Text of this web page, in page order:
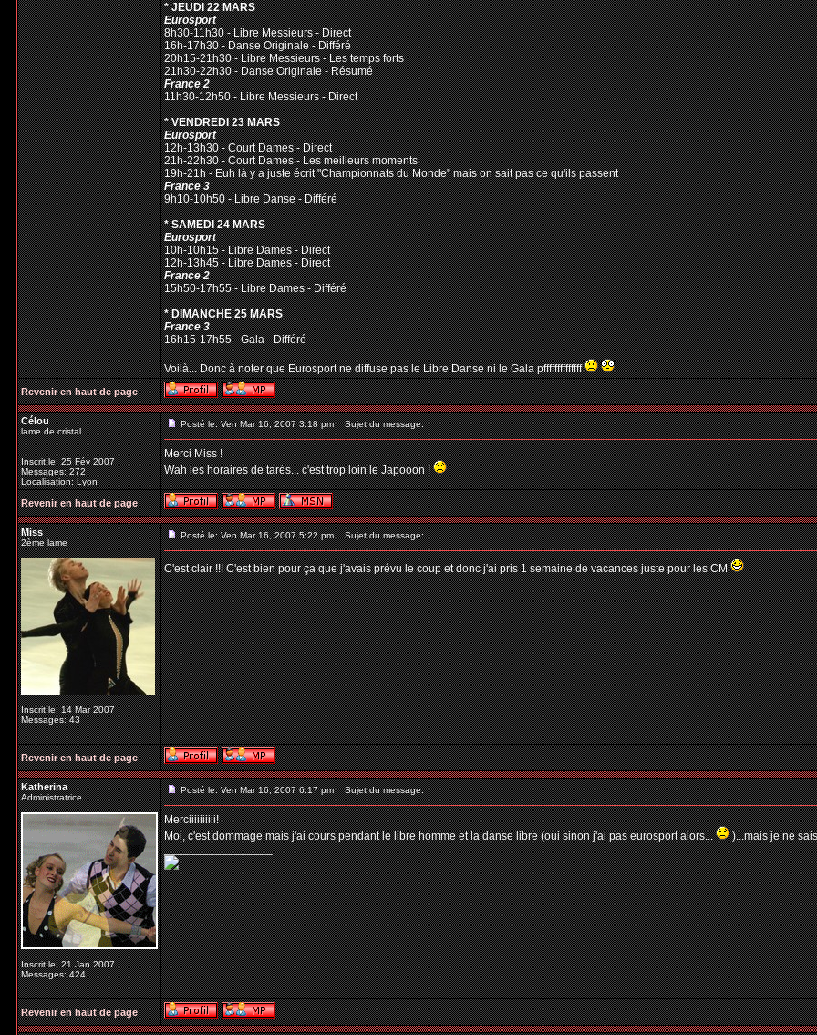
* JEUDI 22 MARS
Eurosport
8h30-11h30 - Libre Messieurs - Direct
16h-17h30 - Danse Originale - Différé
20h15-21h30 - Libre Messieurs - Les temps forts
21h30-22h30 - Danse Originale - Résumé
France 2
11h30-12h50 - Libre Messieurs - Direct
* VENDREDI 23 MARS
Eurosport
12h-13h30 - Court Dames - Direct
21h-22h30 - Court Dames - Les meilleurs moments
19h-21h - Euh là y a juste écrit "Championnats du Monde" mais on sait pas ce qu'ils passent
France 3
9h10-10h50 - Libre Danse - Différé
* SAMEDI 24 MARS
Eurosport
10h-10h15 - Libre Dames - Direct
12h-13h45 - Libre Dames - Direct
France 2
15h50-17h55 - Libre Dames - Différé
* DIMANCHE 25 MARS
France 3
16h15-17h55 - Gala - Différé
Voilà... Donc à noter que Eurosport ne diffuse pas le Libre Danse ni le Gala pffffffffffffff
Revenir en haut de page
Célou
lame de cristal
Inscrit le: 25 Fév 2007
Messages: 272
Localisation: Lyon
Posté le: Ven Mar 16, 2007 3:18 pm Sujet du message:
Merci Miss !
Wah les horaires de tarés... c'est trop loin le Japooon !
Revenir en haut de page
Miss
2ème lame
Inscrit le: 14 Mar 2007
Messages: 43
Posté le: Ven Mar 16, 2007 5:22 pm Sujet du message:
C'est clair !!! C'est bien pour ça que j'avais prévu le coup et donc j'ai pris 1 semaine de vacances juste pour les CM
Revenir en haut de page
Katherina
Administratrice
Inscrit le: 21 Jan 2007
Messages: 424
Posté le: Ven Mar 16, 2007 6:17 pm Sujet du message:
Merciiiiiiiiii!
Moi, c'est dommage mais j'ai cours pendant le libre homme et la danse libre (oui sinon j'ai pas eurosport alors...
)...mais je ne
_________________
Revenir en haut de page